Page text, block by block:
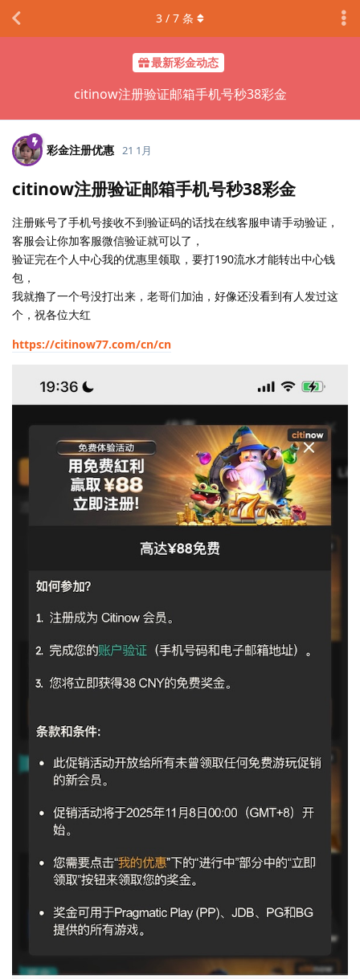
最新彩金动态
citinow注册验证邮箱手机号秒38彩金
3 / 7 条
彩金注册优惠 21 1月
citinow注册验证邮箱手机号秒38彩金
注册账号了手机号接收不到验证码的话找在线客服申请手动验证，
客服会让你加客服微信验证就可以了，
验证完在个人中心我的优惠里领取，要打190流水才能转出中心钱
包，
我就撸了一个号没打出来，老哥们加油，好像还没看到有人发过这
个，祝各位大红
https://citinow77.com/cn/cn